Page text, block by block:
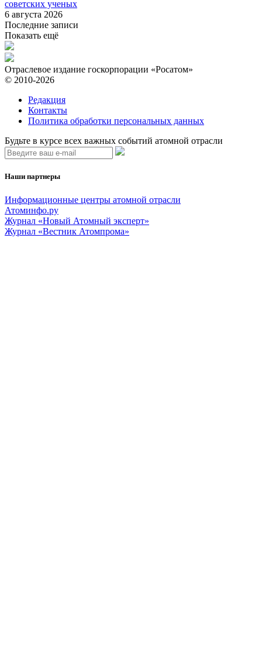
советских ученых
6 августа 2026
Последние записи
Показать ещё
Отраслевое издание госкорпорации «Росатом»
© 2010-2026
Редакция
Контакты
Политика обработки персональных данных
Будьте в курсе всех важных событий атомной отрасли
Наши партнеры
Информационные центры атомной отрасли
Атоминфо.ру
Журнал «Новый Атомный эксперт»
Журнал «Вестник Атомпрома»